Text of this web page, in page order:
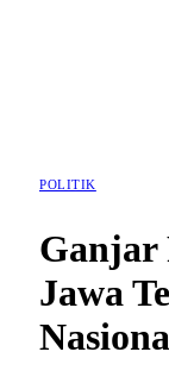
POLITIK
Ganjar
Jawa